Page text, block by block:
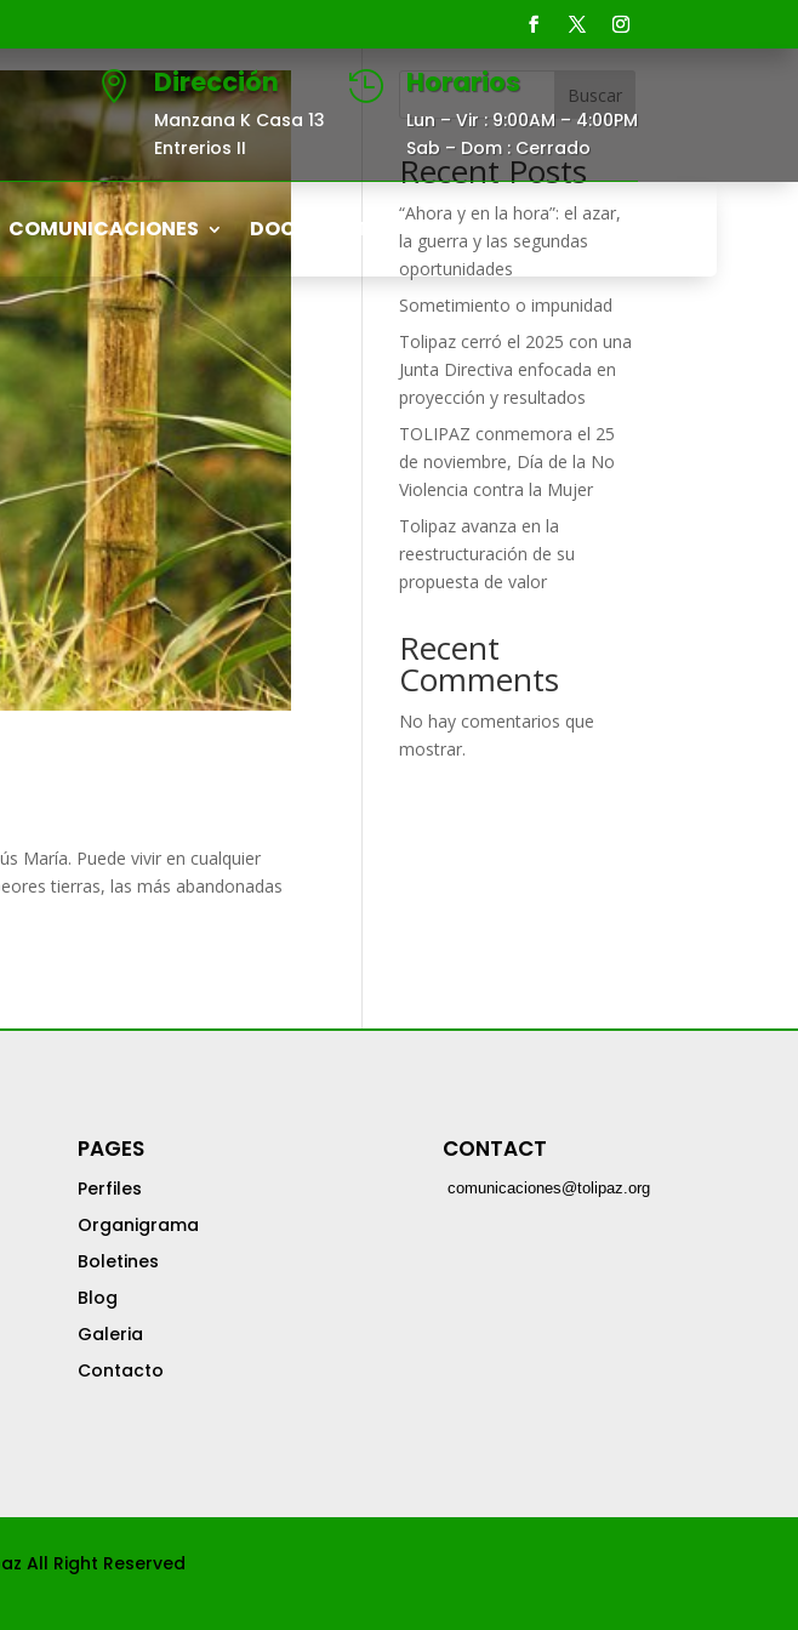
 Dirección
Manzana K Casa 13
Entrerios II
 Horarios
Lun – Vir : 9:00AM – 4:00PM
Sab – Dom : Cerrado
COMUNICACIONES DOCUMENTOS CONTACTO
María. Puede vivir en cualquier
tierras, las más abandonadas
Buscar
Recent Posts
“Ahora y en la hora”: el azar,
la guerra y las segundas
oportunidades
Sometimiento o impunidad
Tolipaz cerró el 2025 con una
Junta Directiva enfocada en
proyección y resultados
TOLIPAZ conmemora el 25
de noviembre, Día de la No
Violencia contra la Mujer
Tolipaz avanza en la
reestructuración de su
propuesta de valor
Recent
Comments
No hay comentarios que
mostrar.
PAGES
Perfiles
Organigrama
Boletines
Blog
Galeria
Contacto
CONTACT
comunicaciones@tolipaz.org
All Right Reserved